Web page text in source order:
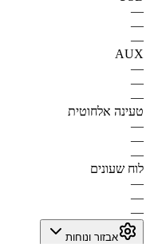
—
—
—
AUX
—
—
—
טעינה אלחוטית
—
—
—
לוח שעונים
—
—
—
אבזור ונוחות